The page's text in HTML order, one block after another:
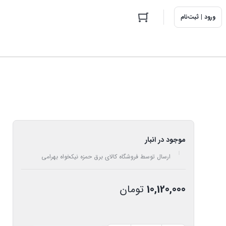
ورود | ثبت‌نام
موجود در انبار
ارسال توسط فروشگاه کالای برق حمزه نیکخواه بهرامی
10,120,000 تومان